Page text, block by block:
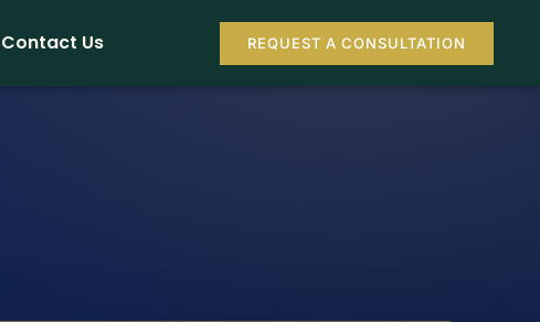
Contact Us REQUEST A CONSULTATION